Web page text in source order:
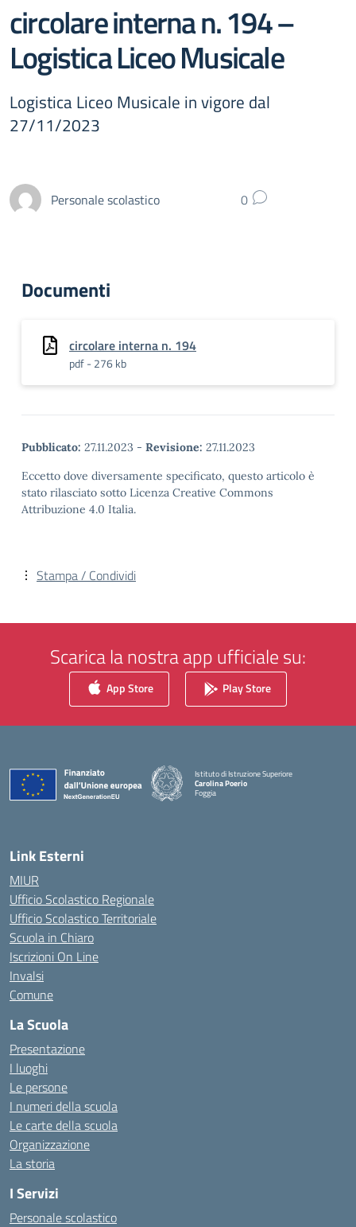
circolare interna n. 194 –
Logistica Liceo Musicale
Logistica Liceo Musicale in vigore dal
27/11/2023
Personale scolastico 0
Documenti
circolare interna n. 194
pdf - 276 kb
Pubblicato: 27.11.2023 - Revisione: 27.11.2023
Eccetto dove diversamente specificato, questo articolo è
stato rilasciato sotto Licenza Creative Commons
Attribuzione 4.0 Italia.
Stampa / Condividi
Scarica la nostra app ufficiale su:
App Store Play Store
Istituto di Istruzione Superiore
Carolina Poerio
Foggia
— Visita la pagina iniziale della scuola
Link Esterni
MIUR
Ufficio Scolastico Regionale
Ufficio Scolastico Territoriale
Scuola in Chiaro
Iscrizioni On Line
Invalsi
Comune
La Scuola
Presentazione
I luoghi
Le persone
I numeri della scuola
Le carte della scuola
Organizzazione
La storia
I Servizi
Personale scolastico